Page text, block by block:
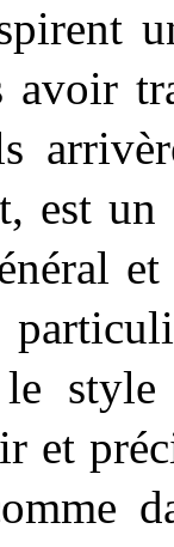
avoir
est
et